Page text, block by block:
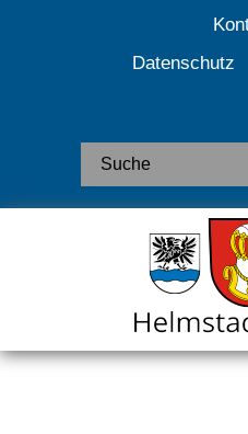
Datenschutz